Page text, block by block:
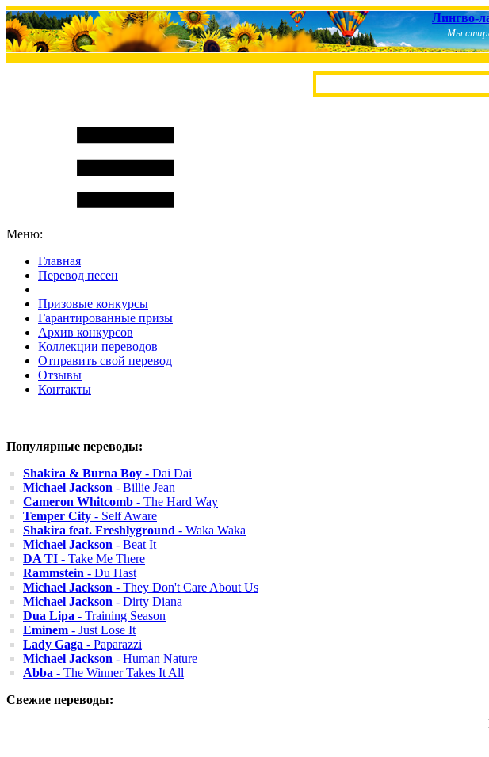
Лингво-
Мы
Меню:
Главная
Перевод песен
Призовые конкурсы
Гарантированные призы
Архив конкурсов
Коллекции переводов
Отправить свой перевод
Отзывы
Контакты
Популярные переводы:
Shakira & Burna Boy - Dai Dai
Michael Jackson - Billie Jean
Cameron Whitcomb - The Hard Way
Temper City - Self Aware
Shakira feat. Freshlyground - Waka Waka
Michael Jackson - Beat It
DA TI - Take Me There
Rammstein - Du Hast
Michael Jackson - They Don't Care About Us
Michael Jackson - Dirty Diana
Dua Lipa - Training Season
Eminem - Just Lose It
Lady Gaga - Paparazzi
Michael Jackson - Human Nature
Abba - The Winner Takes It All
Свежие переводы: